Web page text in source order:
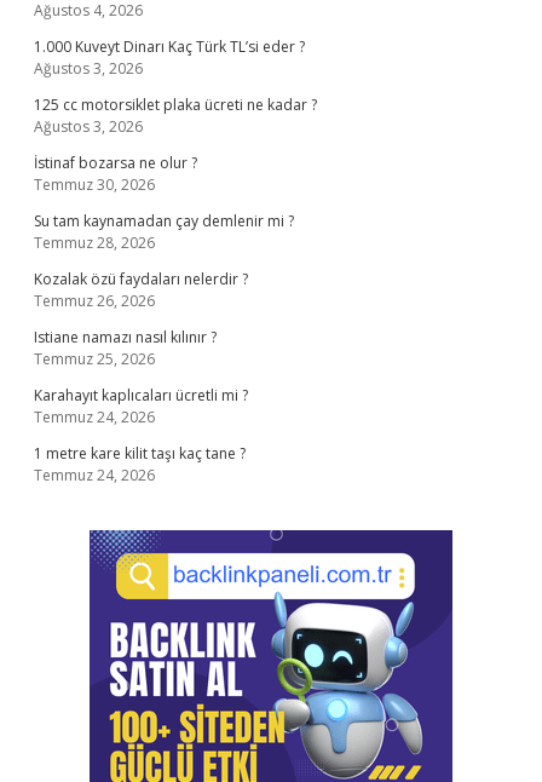
Ağustos 4, 2026
1.000 Kuveyt Dinarı Kaç Türk TL’si eder ?
Ağustos 3, 2026
125 cc motorsiklet plaka ücreti ne kadar ?
Ağustos 3, 2026
İstinaf bozarsa ne olur ?
Temmuz 30, 2026
Su tam kaynamadan çay demlenir mi ?
Temmuz 28, 2026
Kozalak özü faydaları nelerdir ?
Temmuz 26, 2026
Istiane namazı nasıl kılınır ?
Temmuz 25, 2026
Karahayıt kaplıcaları ücretli mi ?
Temmuz 24, 2026
1 metre kare kilit taşı kaç tane ?
Temmuz 24, 2026